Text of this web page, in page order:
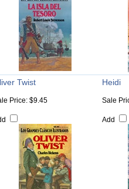
Twist Heidi
Price: $9.45 Sale
Add